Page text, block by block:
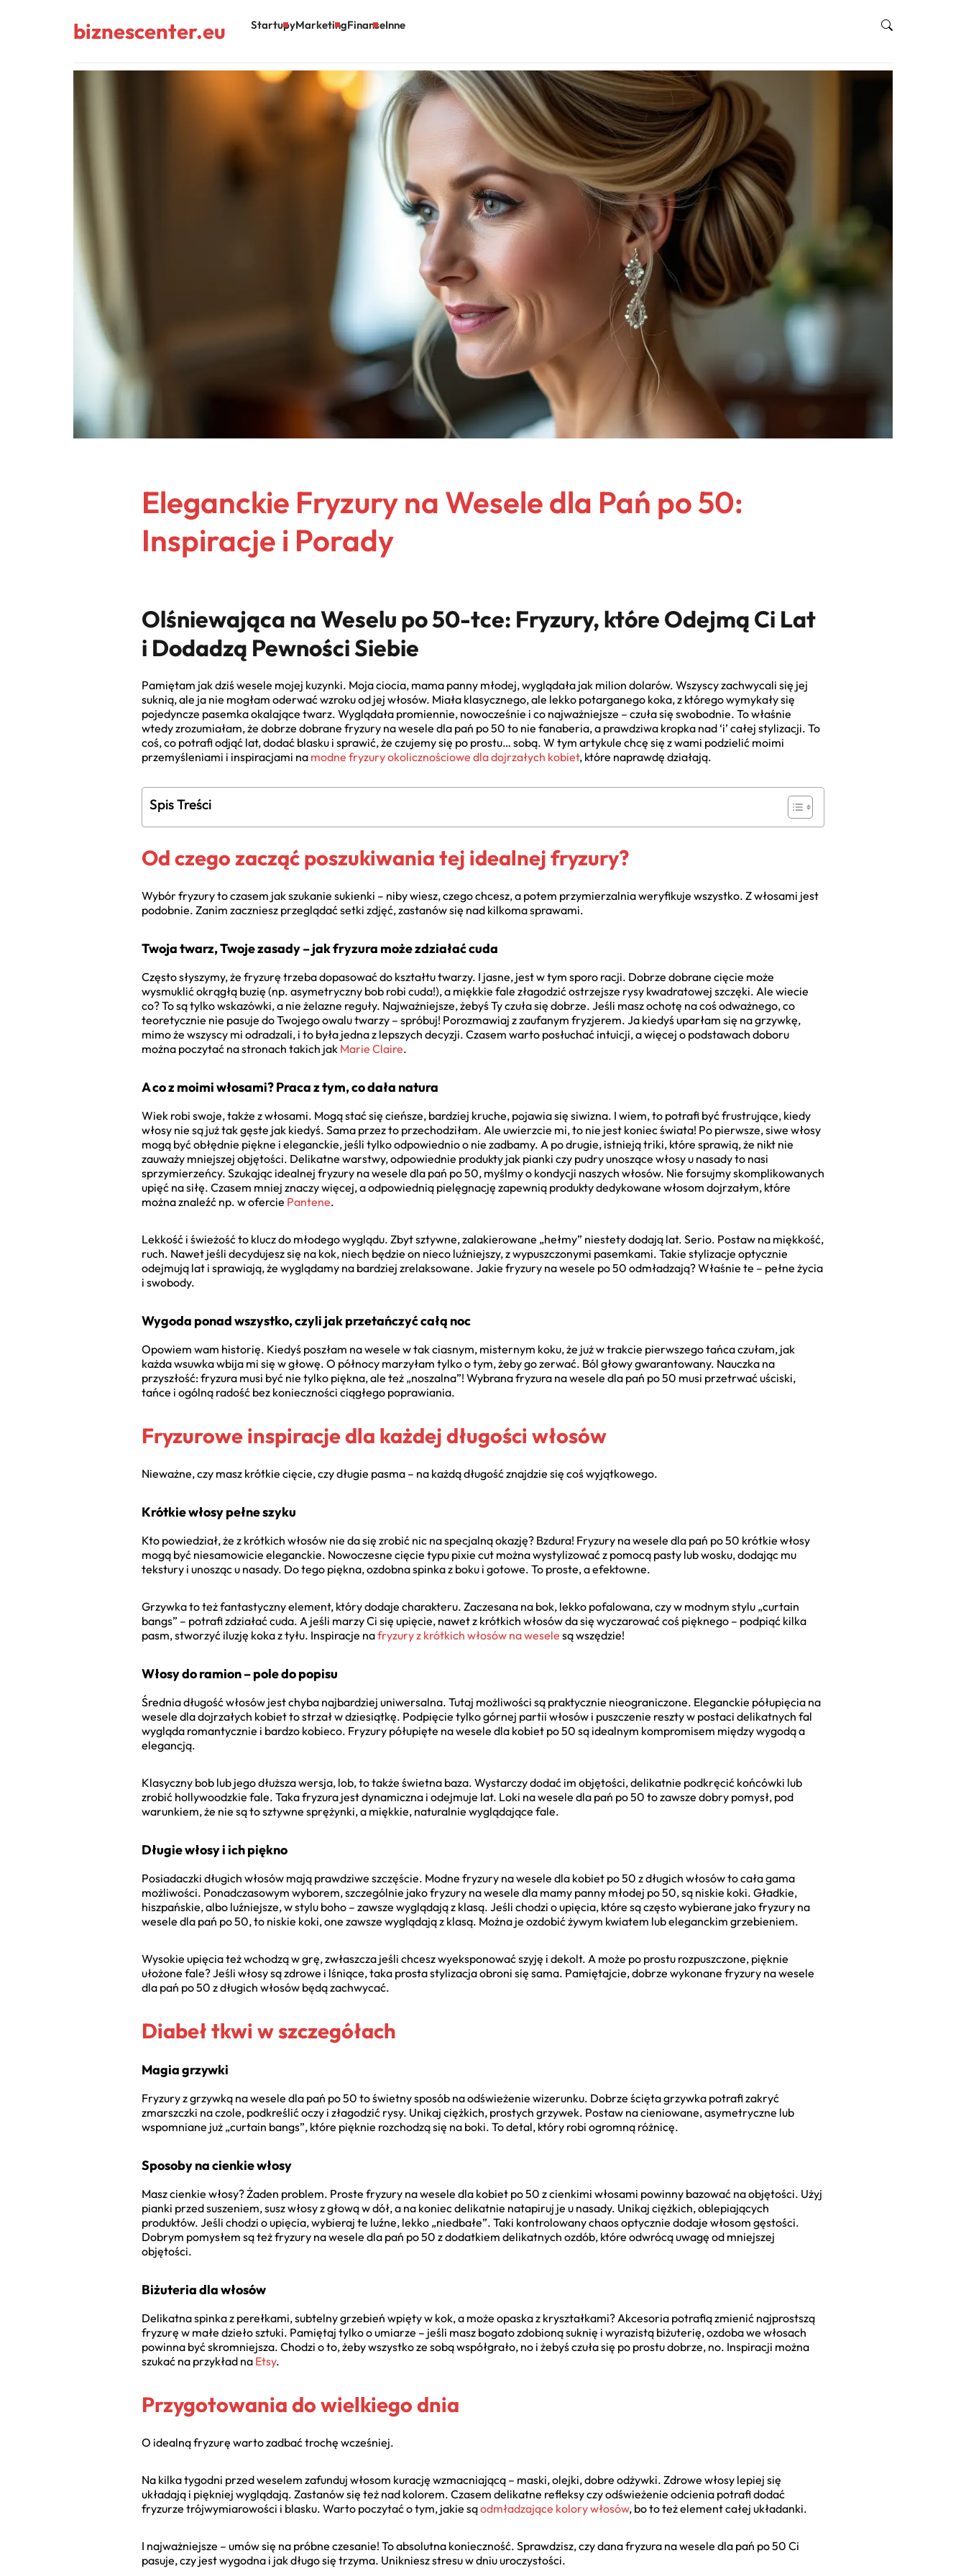
biznescenter.eu StartupyMarketingFinanseInne
Eleganckie Fryzury na Wesele dla Pań po 50:
Inspiracje i Porady
Olśniewająca na Weselu po 50-tce: Fryzury, które Odejmą Ci Lat
i Dodadzą Pewności Siebie
Pamiętam jak dziś wesele mojej kuzynki. Moja ciocia, mama panny młodej, wyglądała jak milion dolarów. Wszyscy zachwycali się jej
suknią, ale ja nie mogłam oderwać wzroku od jej włosów. Miała klasycznego, ale lekko potarganego koka, z którego wymykały się
pojedyncze pasemka okalające twarz. Wyglądała promiennie, nowocześnie i co najważniejsze – czuła się swobodnie. To właśnie
wtedy zrozumiałam, że dobrze dobrane fryzury na wesele dla pań po 50 to nie fanaberia, a prawdziwa kropka nad ‘i’ całej stylizacji. To
coś, co potrafi odjąć lat, dodać blasku i sprawić, że czujemy się po prostu… sobą. W tym artykule chcę się z wami podzielić moimi
przemyśleniami i inspiracjami na modne fryzury okolicznościowe dla dojrzałych kobiet, które naprawdę działają.
Spis Treści
Od czego zacząć poszukiwania tej idealnej fryzury?
Wybór fryzury to czasem jak szukanie sukienki – niby wiesz, czego chcesz, a potem przymierzalnia weryfikuje wszystko. Z włosami jest
podobnie. Zanim zaczniesz przeglądać setki zdjęć, zastanów się nad kilkoma sprawami.
Twoja twarz, Twoje zasady – jak fryzura może zdziałać cuda
Często słyszymy, że fryzurę trzeba dopasować do kształtu twarzy. I jasne, jest w tym sporo racji. Dobrze dobrane cięcie może
wysmuklić okrągłą buzię (np. asymetryczny bob robi cuda!), a miękkie fale złagodzić ostrzejsze rysy kwadratowej szczęki. Ale wiecie
co? To są tylko wskazówki, a nie żelazne reguły. Najważniejsze, żebyś Ty czuła się dobrze. Jeśli masz ochotę na coś odważnego, co
teoretycznie nie pasuje do Twojego owalu twarzy – spróbuj! Porozmawiaj z zaufanym fryzjerem. Ja kiedyś uparłam się na grzywkę,
mimo że wszyscy mi odradzali, i to była jedna z lepszych decyzji. Czasem warto posłuchać intuicji, a więcej o podstawach doboru
można poczytać na stronach takich jak Marie Claire.
A co z moimi włosami? Praca z tym, co dała natura
Wiek robi swoje, także z włosami. Mogą stać się cieńsze, bardziej kruche, pojawia się siwizna. I wiem, to potrafi być frustrujące, kiedy
włosy nie są już tak gęste jak kiedyś. Sama przez to przechodziłam. Ale uwierzcie mi, to nie jest koniec świata! Po pierwsze, siwe włosy
mogą być obłędnie piękne i eleganckie, jeśli tylko odpowiednio o nie zadbamy. A po drugie, istnieją triki, które sprawią, że nikt nie
zauważy mniejszej objętości. Delikatne warstwy, odpowiednie produkty jak pianki czy pudry unoszące włosy u nasady to nasi
sprzymierzeńcy. Szukając idealnej fryzury na wesele dla pań po 50, myślmy o kondycji naszych włosów. Nie forsujmy skomplikowanych
upięć na siłę. Czasem mniej znaczy więcej, a odpowiednią pielęgnację zapewnią produkty dedykowane włosom dojrzałym, które
można znaleźć np. w ofercie Pantene.
Lekkość i świeżość to klucz do młodego wyglądu. Zbyt sztywne, zalakierowane „hełmy” niestety dodają lat. Serio. Postaw na miękkość,
ruch. Nawet jeśli decydujesz się na kok, niech będzie on nieco luźniejszy, z wypuszczonymi pasemkami. Takie stylizacje optycznie
odejmują lat i sprawiają, że wyglądamy na bardziej zrelaksowane. Jakie fryzury na wesele po 50 odmładzają? Właśnie te – pełne życia
i swobody.
Wygoda ponad wszystko, czyli jak przetańczyć całą noc
Opowiem wam historię. Kiedyś poszłam na wesele w tak ciasnym, misternym koku, że już w trakcie pierwszego tańca czułam, jak
każda wsuwka wbija mi się w głowę. O północy marzyłam tylko o tym, żeby go zerwać. Ból głowy gwarantowany. Nauczka na
przyszłość: fryzura musi być nie tylko piękna, ale też „noszalna”! Wybrana fryzura na wesele dla pań po 50 musi przetrwać uściski,
tańce i ogólną radość bez konieczności ciągłego poprawiania.
Fryzurowe inspiracje dla każdej długości włosów
Nieważne, czy masz krótkie cięcie, czy długie pasma – na każdą długość znajdzie się coś wyjątkowego.
Krótkie włosy pełne szyku
Kto powiedział, że z krótkich włosów nie da się zrobić nic na specjalną okazję? Bzdura! Fryzury na wesele dla pań po 50 krótkie włosy
mogą być niesamowicie eleganckie. Nowoczesne cięcie typu pixie cut można wystylizować z pomocą pasty lub wosku, dodając mu
tekstury i unosząc u nasady. Do tego piękna, ozdobna spinka z boku i gotowe. To proste, a efektowne.
Grzywka to też fantastyczny element, który dodaje charakteru. Zaczesana na bok, lekko pofalowana, czy w modnym stylu „curtain
bangs” – potrafi zdziałać cuda. A jeśli marzy Ci się upięcie, nawet z krótkich włosów da się wyczarować coś pięknego – podpiąć kilka
pasm, stworzyć iluzję koka z tyłu. Inspiracje nafryzury z krótkich włosów na wesele są wszędzie!
Włosy do ramion – pole do popisu
Średnia długość włosów jest chyba najbardziej uniwersalna. Tutaj możliwości są praktycznie nieograniczone. Eleganckie półupięcia na
wesele dla dojrzałych kobiet to strzał w dziesiątkę. Podpięcie tylko górnej partii włosów i puszczenie reszty w postaci delikatnych fal
wygląda romantycznie i bardzo kobieco. Fryzury półupięte na wesele dla kobiet po 50 są idealnym kompromisem między wygodą a
elegancją.
Klasyczny bob lub jego dłuższa wersja, lob, to także świetna baza. Wystarczy dodać im objętości, delikatnie podkręcić końcówki lub
zrobić hollywoodzkie fale. Taka fryzura jest dynamiczna i odejmuje lat. Loki na wesele dla pań po 50 to zawsze dobry pomysł, pod
warunkiem, że nie są to sztywne sprężynki, a miękkie, naturalnie wyglądające fale.
Długie włosy i ich piękno
Posiadaczki długich włosów mają prawdziwe szczęście. Modne fryzury na wesele dla kobiet po 50 z długich włosów to cała gama
możliwości. Ponadczasowym wyborem, szczególnie jako fryzury na wesele dla mamy panny młodej po 50, są niskie koki. Gładkie,
hiszpańskie, albo luźniejsze, w stylu boho – zawsze wyglądają z klasą. Jeśli chodzi o upięcia, które są często wybierane jako fryzury na
wesele dla pań po 50, to niskie koki, one zawsze wyglądają z klasą. Można je ozdobić żywym kwiatem lub eleganckim grzebieniem.
Wysokie upięcia też wchodzą w grę, zwłaszcza jeśli chcesz wyeksponować szyję i dekolt. A może po prostu rozpuszczone, pięknie
ułożone fale? Jeśli włosy są zdrowe i lśniące, taka prosta stylizacja obroni się sama. Pamiętajcie, dobrze wykonane fryzury na wesele
dla pań po 50 z długich włosów będą zachwycać.
Diabeł tkwi w szczegółach
Magia grzywki
Fryzury z grzywką na wesele dla pań po 50 to świetny sposób na odświeżenie wizerunku. Dobrze ścięta grzywka potrafi zakryć
zmarszczki na czole, podkreślić oczy i złagodzić rysy. Unikaj ciężkich, prostych grzywek. Postaw na cieniowane, asymetryczne lub
wspomniane już „curtain bangs”, które pięknie rozchodzą się na boki. To detal, który robi ogromną różnicę.
Sposoby na cienkie włosy
Masz cienkie włosy? Żaden problem. Proste fryzury na wesele dla kobiet po 50 z cienkimi włosami powinny bazować na objętości. Użyj
pianki przed suszeniem, susz włosy z głową w dół, a na koniec delikatnie natapiruj je u nasady. Unikaj ciężkich, oblepiających
produktów. Jeśli chodzi o upięcia, wybieraj te luźne, lekko „niedbałe”. Taki kontrolowany chaos optycznie dodaje włosom gęstości.
Dobrym pomysłem są też fryzury na wesele dla pań po 50 z dodatkiem delikatnych ozdób, które odwrócą uwagę od mniejszej
objętości.
Biżuteria dla włosów
Delikatna spinka z perełkami, subtelny grzebień wpięty w kok, a może opaska z kryształkami? Akcesoria potrafią zmienić najprostszą
fryzurę w małe dzieło sztuki. Pamiętaj tylko o umiarze – jeśli masz bogato zdobioną suknię i wyrazistą biżuterię, ozdoba we włosach
powinna być skromniejsza. Chodzi o to, żeby wszystko ze sobą współgrało, no i żebyś czuła się po prostu dobrze, no. Inspiracji można
szukać na przykład na Etsy.
Przygotowania do wielkiego dnia
O idealną fryzurę warto zadbać trochę wcześniej.
Na kilka tygodni przed weselem zafunduj włosom kurację wzmacniającą – maski, olejki, dobre odżywki. Zdrowe włosy lepiej się
układają i piękniej wyglądają. Zastanów się też nad kolorem. Czasem delikatne refleksy czy odświeżenie odcienia potrafi dodać
fryzurze trójwymiarowości i blasku. Warto poczytać o tym, jakie sąodmładzające kolory włosów, bo to też element całej układanki.
I najważniejsze – umów się na próbne czesanie! To absolutna konieczność. Sprawdzisz, czy dana fryzura na wesele dla pań po 50 Ci
pasuje, czy jest wygodna i jak długo się trzyma. Unikniesz stresu w dniu uroczystości.